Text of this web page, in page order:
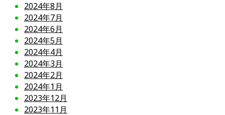
2024年8月
2024年7月
2024年6月
2024年5月
2024年4月
2024年3月
2024年2月
2024年1月
2023年12月
2023年11月